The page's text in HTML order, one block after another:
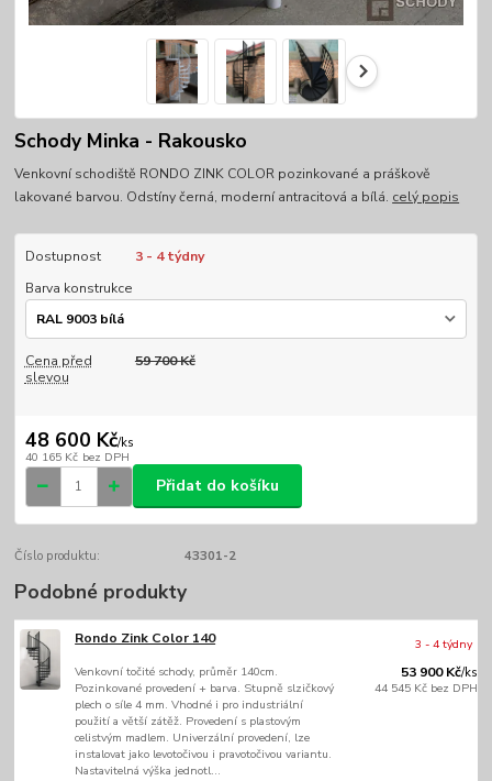
Schody Minka - Rakousko
Venkovní schodiště RONDO ZINK COLOR pozinkované a práškově
lakované barvou. Odstíny černá, moderní antracitová a bílá. celý popis
Dostupnost
3 - 4 týdny
Barva konstrukce
Cena před
slevou
59 700 Kč
48 600 Kč/ks
40 165 Kč bez DPH
Přidat do košíku
Číslo produktu: 43301-2
Podobné produkty
Rondo Zink Color 140
Venkovní točité schody, průměr 140cm.
Pozinkované provedení + barva. Stupně slzičkový
plech o síle 4 mm. Vhodné i pro industriální
použití a větší zátěž. Provedení s plastovým
celistvým madlem. Univerzální provedení, lze
instalovat jako levotočivou i pravotočivou variantu.
Nastavitelná výška jednotl...
53 900 Kč/ks
44 545 Kč bez DPH
3 - 4 týdny